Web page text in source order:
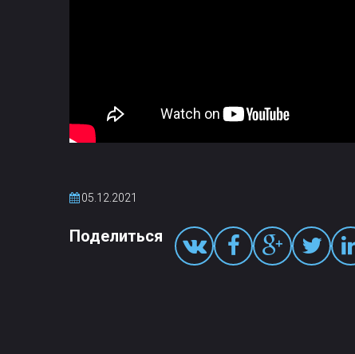
05.12.2021
Поделиться